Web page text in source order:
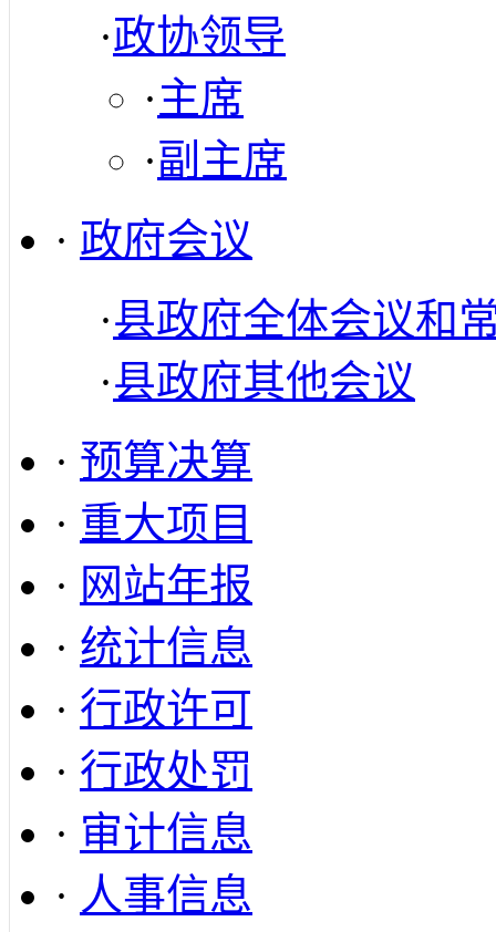
·政协领导
·主席
·副主席
· 政府会议
·县政府全体会议和
·县政府其他会议
· 预算决算
· 重大项目
· 网站年报
· 统计信息
· 行政许可
· 行政处罚
· 审计信息
· 人事信息